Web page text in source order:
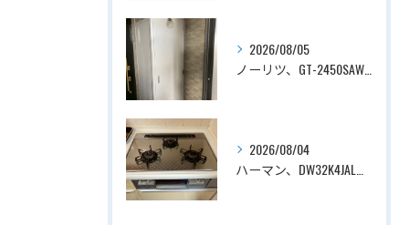
2026/08/05
ノーリツ、GT-2450SAWX-TB→ノーリツ、GT-2470SAW-TB-1 BL 、24号、オート、PS扉内後方排気、給湯器交換工事ー埼玉県さいたま市南区鹿手袋
2026/08/04
ハーマン、DW32K4JAL→ノーリツ、N3WV6RWTP2SI、ファミ、つやめきガラストップ、天板幅60cmタイプ、ビルトインコンロ交換工事ー埼玉県さいたま市西区宮前町